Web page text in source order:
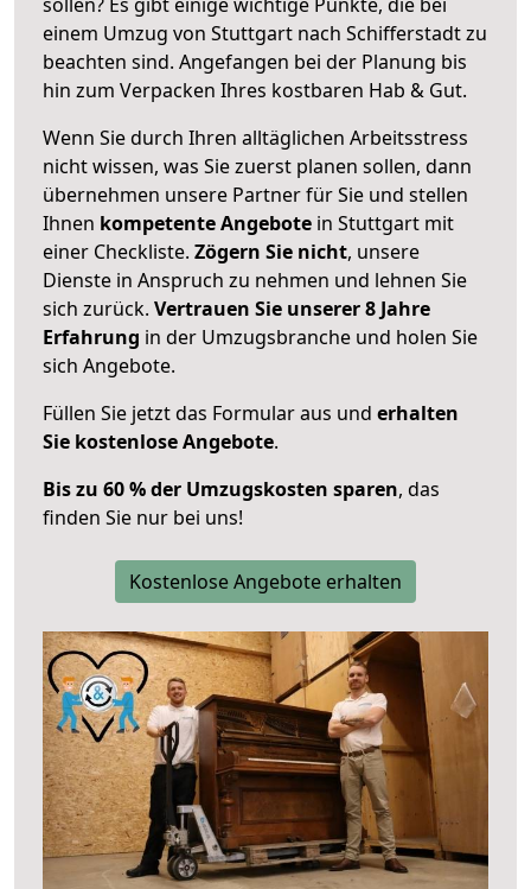
einem Umzug von Stuttgart nach Schifferstadt zu
beachten sind. Angefangen bei der Planung bis
hin zum Verpacken Ihres kostbaren Hab & Gut.
Wenn Sie durch Ihren alltäglichen Arbeitsstress
nicht wissen, was Sie zuerst planen sollen, dann
übernehmen unsere Partner für Sie und stellen
Ihnen kompetente Angebote in Stuttgart mit
einer Checkliste. Zögern Sie nicht, unsere
Dienste in Anspruch zu nehmen und lehnen Sie
sich zurück. Vertrauen Sie unserer 8 Jahre
Erfahrung in der Umzugsbranche und holen Sie
sich Angebote.
Füllen Sie jetzt das Formular aus und erhalten
Sie kostenlose Angebote.
Bis zu 60 % der Umzugskosten sparen, das
finden Sie nur bei uns!
Kostenlose Angebote erhalten